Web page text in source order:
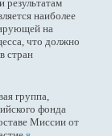
наиболее
на
что должно
стран
группа,
фонда
Миссии от